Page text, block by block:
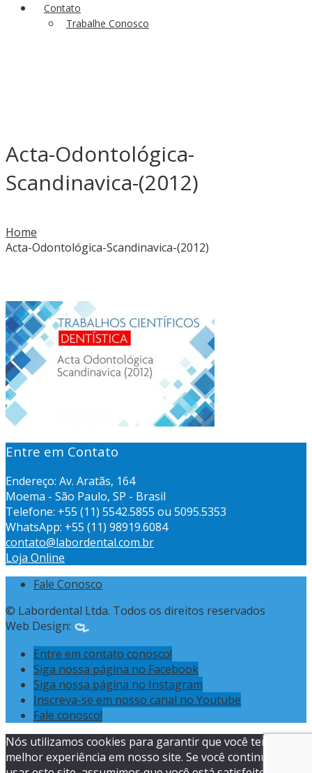
Contato
Trabalhe Conosco
Acta-Odontológica-
Scandinavica-(2012)
Home
Acta-Odontológica-Scandinavica-(2012)
Entre em Contato
Endereço: Av. Aratãs, 164
Moema - São Paulo, SP - Brasil
Telefone: +55 (11) 5542.5855 ou 5095.5353
WhatsApp: +55 (11) 98919.6084
contato@labordental.com.br
Loja Online
Fale Conosco
© Labordental Ltda. Todos os direitos reservados
Web Design:
Entre em contato conosco!
Siga nossa página no Facebook
Siga nossa página no Instagram
Inscreva-se em nosso canal no Youtube
Fale conosco!
Nós utilizamos cookies para garantir que você tenha a
melhor experiência em nosso site. Se você continua a